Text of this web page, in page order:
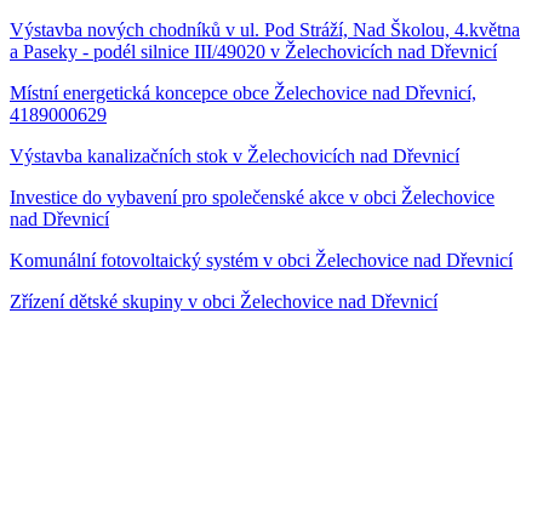
Výstavba nových chodníků v ul. Pod Stráží, Nad Školou, 4.května
a Paseky - podél silnice III/49020 v Želechovicích nad Dřevnicí
Místní energetická koncepce obce Želechovice nad Dřevnicí,
4189000629
Výstavba kanalizačních stok v Želechovicích nad Dřevnicí
Investice do vybavení pro společenské akce v obci Želechovice
nad Dřevnicí
Komunální fotovoltaický systém v obci Želechovice nad Dřevnicí
Zřízení dětské skupiny v obci Želechovice nad Dřevnicí